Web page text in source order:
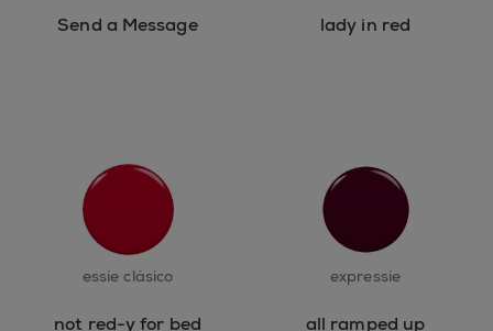
Send a Message lady in red
essie clásico
not red-y for bed
expressie
all ramped up